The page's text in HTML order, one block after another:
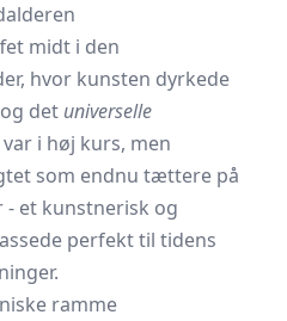
midt i den
hvor kunsten dyrkede
og det universelle
i høj kurs, men
som endnu tættere på
et kunstnerisk og
perfekt til tidens
ramme